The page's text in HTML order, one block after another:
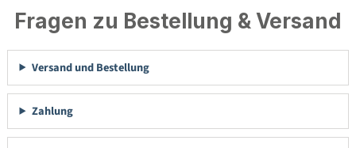
Fragen zu Bestellung & Versand
Versand und Bestellung
Zahlung